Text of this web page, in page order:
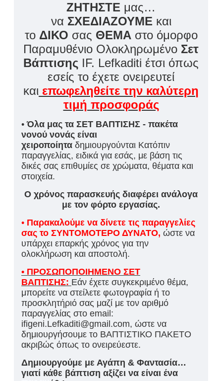
ΖΗΤΗΣΤΕ μας…
να ΣΧΕΔΙΑΖΟΥΜΕ και
το ΔΙΚΟ σας ΘΕΜΑστο όμορφο
Παραμυθένιο Ολοκληρωμένο Σετ
Βάπτισης IF. Lefkaditi έτσι όπως
εσείς το έχετε ονειρευτεί
και επωφεληθείτε την καλύτερη
τιμή προσφοράς
•Όλα μας τα ΣΕΤ ΒΑΠΤΙΣΗΣ - πακέτα
νονού νονάς είναι
χειροποίητα δημιουργούνται Κατόπιν
παραγγελίας, ειδικά για εσάς, με βάση τις
δικές σας επιθυμίες σε χρώματα, θέματα και
στοιχεία.
Ο χρόνος παρασκευής διαφέρει ανάλογα
με τον φόρτο εργασίας.
• Παρακαλούμε να δίνετε τις παραγγελίες
σας το ΣΥΝΤΟΜΟΤΕΡΟ ΔΥΝΑΤΟ, ώστε να
υπάρχει επαρκής χρόνος για την
ολοκλήρωση και αποστολή.
• ΠΡΟΣΩΠΟΠΟΙΗΜΕΝΟ ΣΕΤ
ΒΑΠΤΙΣΗΣ: Εάν έχετε συγκεκριμένο θέμα,
μπορείτε να στείλετε φωτογραφία ή το
προσκλητήριό σας μαζί με τον αριθμό
παραγγελίας στο email:
ifigeni.Lefkaditi@gmail.com, ώστε να
δημιουργήσουμε το ΒΑΠΤΙΣΤΙΚΟ ΠΑΚΕΤΟ
ακριβώς όπως το ονειρεύεστε.
Δημιουργούμε με Αγάπη & Φαντασία…
γιατί κάθε βάπτιση αξίζει να είναι ένα